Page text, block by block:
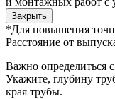
Закрыть
*Для повышения
Расстояние от
Важно определиться
Укажите, глубину
края трубы.